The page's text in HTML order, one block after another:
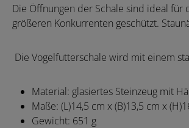
Die Öffnungen der Schale sind ideal für
größeren Konkurrenten geschützt.
Die Vogelfutterschale wird mit einem
Material: glasiertes Steinzeug mit
Maße: (L)14,5 cm x (B)13,5 cm x
Gewicht: 651 g